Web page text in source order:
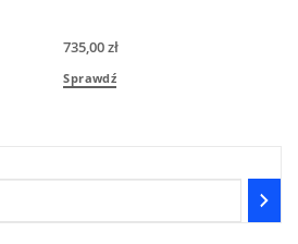
735,00zł
Sprawdź